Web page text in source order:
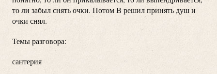
то ли забыл снять очки. Потом В решил принять душ и
очки снял.
Темы разговора:
сантерия